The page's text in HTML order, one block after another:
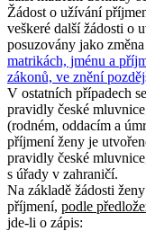
Žádost o užívání
veškeré další žádosti o
posuzovány jako
matrikách, jménu a
zákonů, ve znění
V ostatních případech
pravidly české
(rodném, oddacím a
příjmení ženy je
pravidly české
s úřady v zahraničí.
Na základě žádosti
příjmení, podle
jde-li o zápis: